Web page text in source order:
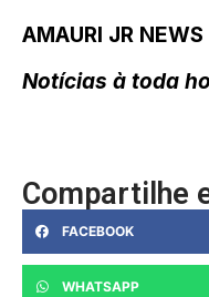
AMAURI JR NEWS
Notícias à toda
Compartilhe
FACEBOOK
WHATSAPP